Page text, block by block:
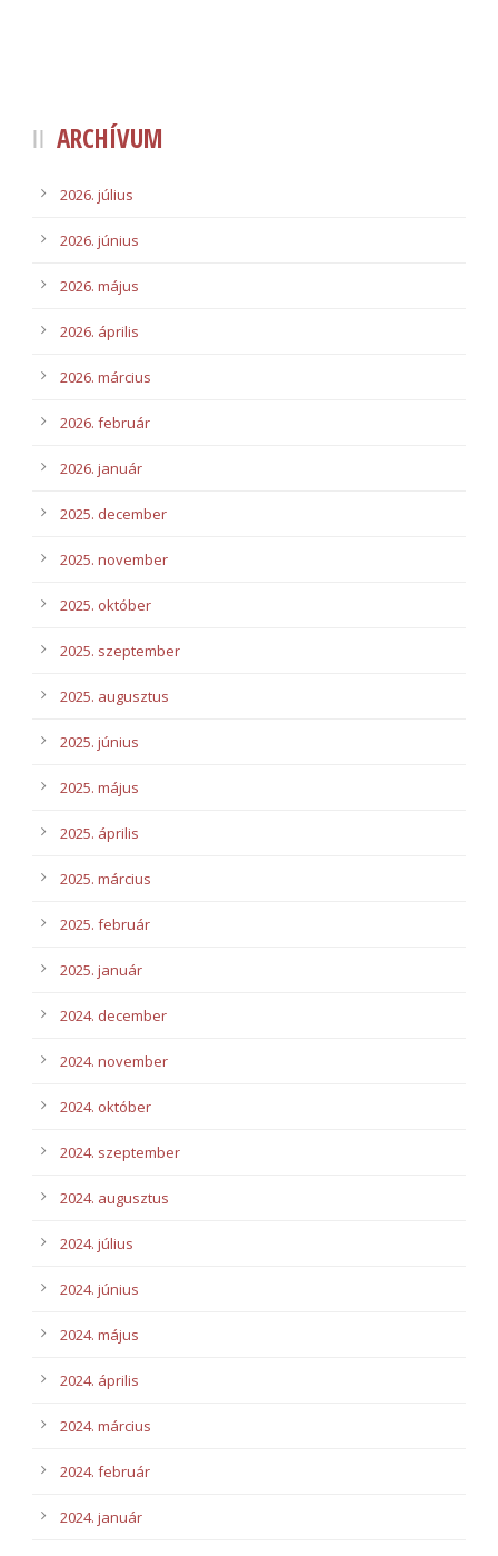
ARCHÍVUM
2026. július
2026. június
2026. május
2026. április
2026. március
2026. február
2026. január
2025. december
2025. november
2025. október
2025. szeptember
2025. augusztus
2025. június
2025. május
2025. április
2025. március
2025. február
2025. január
2024. december
2024. november
2024. október
2024. szeptember
2024. augusztus
2024. július
2024. június
2024. május
2024. április
2024. március
2024. február
2024. január